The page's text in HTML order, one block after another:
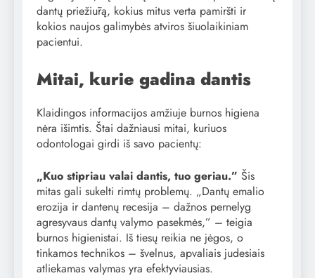
dantų priežiūrą, kokius mitus verta pamiršti ir
kokios naujos galimybės atviros šiuolaikiniam
pacientui.
Mitai, kurie gadina dantis
Klaidingos informacijos amžiuje burnos higiena
nėra išimtis. Štai dažniausi mitai, kuriuos
odontologai girdi iš savo pacientų:
„Kuo stipriau valai dantis, tuo geriau.” Šis
mitas gali sukelti rimtų problemų. „Dantų emalio
erozija ir dantenų recesija – dažnos pernelyg
agresyvaus dantų valymo pasekmės,” – teigia
burnos higienistai. Iš tiesų reikia ne jėgos, o
tinkamos technikos – švelnus, apvaliais judesiais
atliekamas valymas yra efektyviausias.